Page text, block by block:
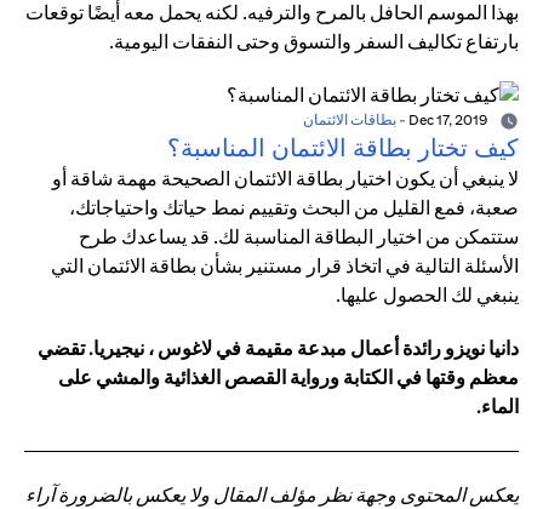
بهذا الموسم الحافل بالمرح والترفيه. لكنه يحمل معه أيضًا توقعات
بارتفاع تكاليف السفر والتسوق وحتى النفقات اليومية.
- بطاقات الائتمان
كيف تختار بطاقة الائتمان المناسبة؟
لا ينبغي أن يكون اختيار بطاقة الائتمان الصحيحة مهمة شاقة أو
صعبة، فمع القليل من البحث وتقييم نمط حياتك واحتياجاتك،
ستتمكن من اختيار البطاقة المناسبة لك. قد يساعدك طرح
الأسئلة التالية في اتخاذ قرار مستنير بشأن بطاقة الائتمان التي
ينبغي لك الحصول عليها.
دانيا نويزو رائدة أعمال مبدعة مقيمة في لاغوس ، نيجيريا. تقضي
معظم وقتها في الكتابة ورواية القصص الغذائية والمشي على
الماء.
يعكس المحتوى وجهة نظر مؤلف المقال ولا يعكس بالضرورة آراء